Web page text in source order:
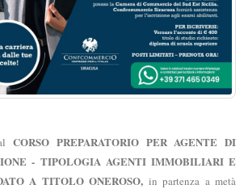
CORSO PREPARATORIO PER AGENTE DI
- TIPOLOGIA AGENTI IMMOBILIARI E
A TITOLO ONEROSO, in partenza a metà